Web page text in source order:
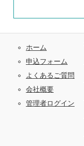
ホーム
申込フォーム
よくあるご質問
会社概要
管理者ログイン